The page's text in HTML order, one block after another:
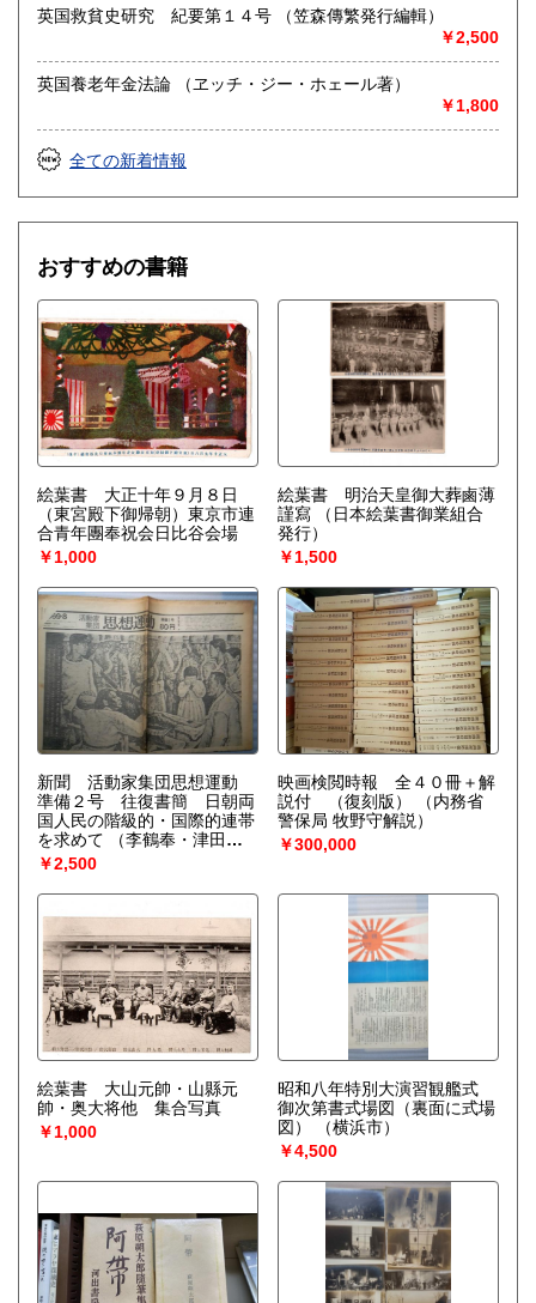
英国救貧史研究 紀要第１４号 （笠森傳繁発行編輯）
￥2,500
英国養老年金法論 （ヱッチ・ジー・ホェール著）
￥1,800
全ての新着情報
おすすめの書籍
絵葉書 大正十年９月８日
（東宮殿下御帰朝）東京市連
合青年團奉祝会日比谷会場
￥1,000
絵葉書 明治天皇御大葬鹵薄
謹寫
（日本絵葉書御業組合
発行）
￥1,500
新聞 活動家集団思想運動
準備２号 往復書簡 日朝両
国人民の階級的・国際的連帯
を求めて
（李鶴奉・津田道
夫他）
￥2,500
映画検閲時報 全４０冊＋解
説付 （復刻版）
（内務省
警保局 牧野守解説）
￥300,000
絵葉書 大山元帥・山縣元
帥・奥大将他 集合写真
￥1,000
昭和八年特別大演習観艦式
御次第書式場図（裏面に式場
図）
（横浜市）
￥4,500